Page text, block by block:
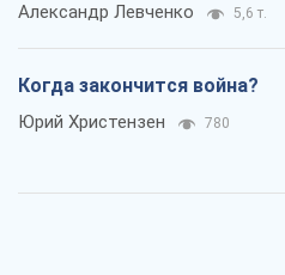
Александр Левченко 5,6 т.
Когда закончится война?
Юрий Христензен 780